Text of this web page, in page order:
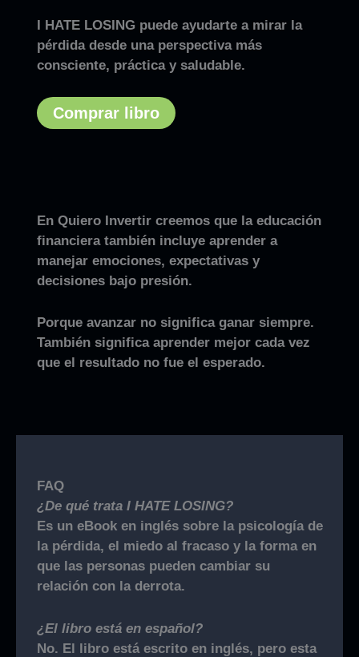
I HATE LOSING puede ayudarte a mirar la
pérdida desde una perspectiva más
consciente, práctica y saludable.
Comprar libro
En Quiero Invertir creemos que la educación
financiera también incluye aprender a
manejar emociones, expectativas y
decisiones bajo presión.
Porque avanzar no significa ganar siempre.
También significa aprender mejor cada vez
que el resultado no fue el esperado.
FAQ
¿De qué trata I HATE LOSING?
Es un eBook en inglés sobre la psicología de
la pérdida, el miedo al fracaso y la forma en
que las personas pueden cambiar su
relación con la derrota.
¿El libro está en español?
No. El libro está escrito en inglés, pero esta